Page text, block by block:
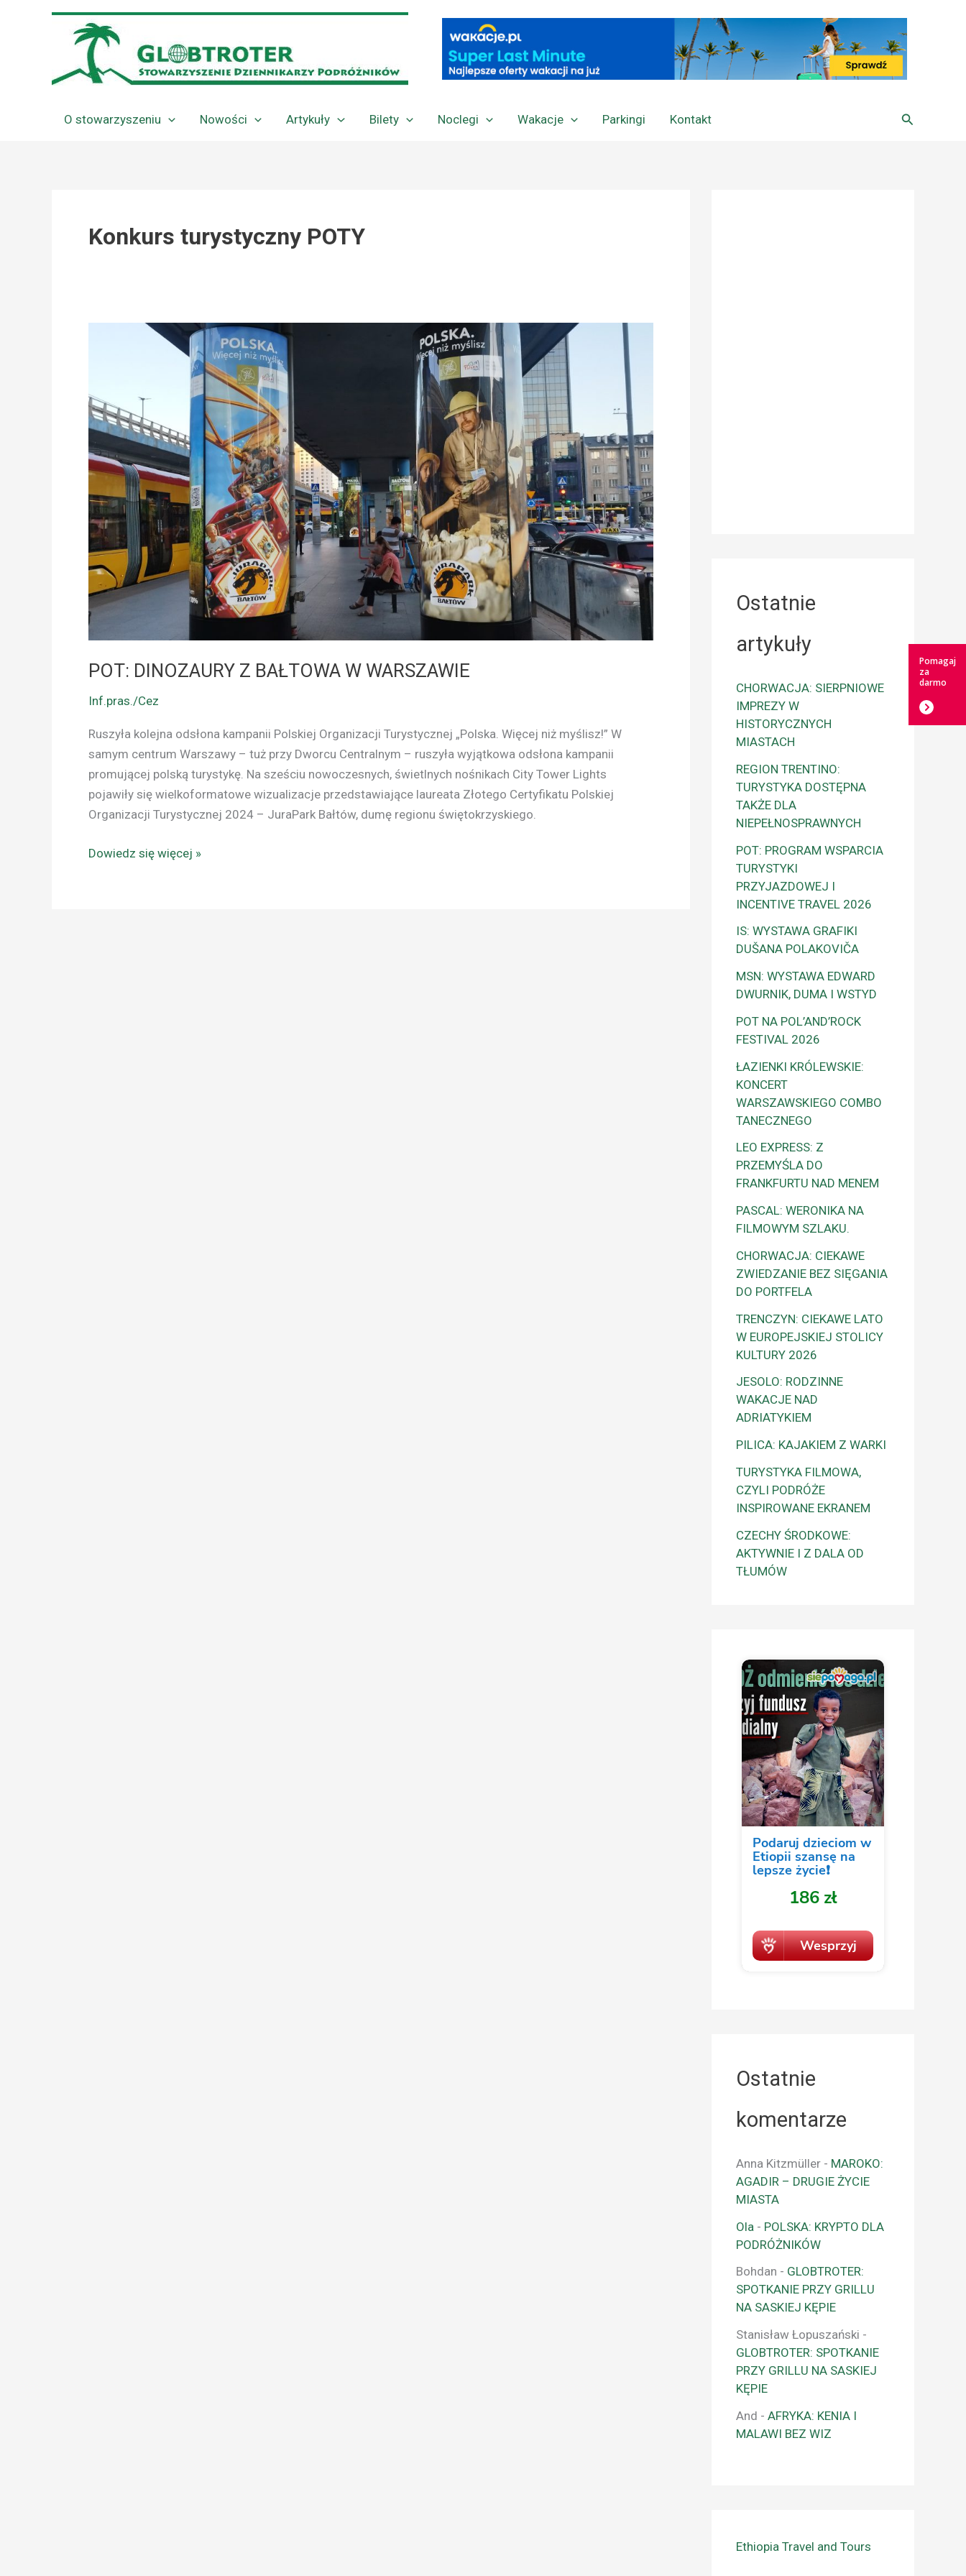
O stowarzyszeniu Nowości Artykuły Bilety Noclegi Wakacje Parkingi Kontakt Szukaj
Konkurs turystyczny POTY
POT: DINOZAURY Z BAŁTOWA W WARSZAWIE
Inf.pras./Cez
Ruszyła kolejna odsłona kampanii Polskiej Organizacji Turystycznej „Polska. Więcej niż myślisz!” W
samym centrum Warszawy – tuż przy Dworcu Centralnym – ruszyła wyjątkowa odsłona kampanii
promującej polską turystykę. Na sześciu nowoczesnych, świetlnych nośnikach City Tower Lights
pojawiły się wielkoformatowe wizualizacje przedstawiające laureata Złotego Certyfikatu Polskiej
Organizacji Turystycznej 2024 – JuraPark Bałtów, dumę regionu świętokrzyskiego.
BAŁTOWA
W
WARSZAWIE
Dowiedz się więcej »
Ostatnie
artykuły
CHORWACJA: SIERPNIOWE
IMPREZY W
HISTORYCZNYCH
MIASTACH
REGION TRENTINO:
TURYSTYKA DOSTĘPNA
TAKŻE DLA
NIEPEŁNOSPRAWNYCH
POT: PROGRAM WSPARCIA
TURYSTYKI
PRZYJAZDOWEJ I
INCENTIVE TRAVEL 2026
IS: WYSTAWA GRAFIKI
DUŠANA POLAKOVIČA
MSN: WYSTAWA EDWARD
DWURNIK, DUMA I WSTYD
POT NA POL’AND’ROCK
FESTIVAL 2026
ŁAZIENKI KRÓLEWSKIE:
KONCERT
WARSZAWSKIEGO COMBO
TANECZNEGO
LEO EXPRESS: Z
PRZEMYŚLA DO
FRANKFURTU NAD MENEM
PASCAL: WERONIKA NA
FILMOWYM SZLAKU.
CHORWACJA: CIEKAWE
ZWIEDZANIE BEZ SIĘGANIA
DO PORTFELA
TRENCZYN: CIEKAWE LATO
W EUROPEJSKIEJ STOLICY
KULTURY 2026
JESOLO: RODZINNE
WAKACJE NAD
ADRIATYKIEM
PILICA: KAJAKIEM Z WARKI
TURYSTYKA FILMOWA,
CZYLI PODRÓŻE
INSPIROWANE EKRANEM
CZECHY ŚRODKOWE:
AKTYWNIE I Z DALA OD
TŁUMÓW
Ostatnie
komentarze
Anna Kitzmüller - MAROKO:
AGADIR – DRUGIE ŻYCIE
MIASTA
Ola - POLSKA: KRYPTO DLA
PODRÓŻNIKÓW
Bohdan - GLOBTROTER:
SPOTKANIE PRZY GRILLU
NA SASKIEJ KĘPIE
Stanisław Łopuszański -
GLOBTROTER: SPOTKANIE
PRZY GRILLU NA SASKIEJ
KĘPIE
And - AFRYKA: KENIA I
MALAWI BEZ WIZ
Ethiopia Travel and Tours
Pomagaj
za
darmo